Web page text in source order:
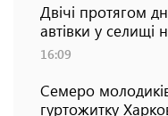
Двічі протягом
автівки у селищі
16:09
Семеро
гуртожитку